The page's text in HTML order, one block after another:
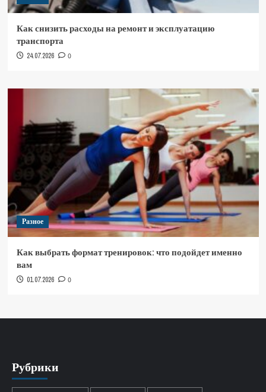
Как снизить расходы на ремонт и эксплуатацию
транспорта
24.07.2026 0
Разное
Как выбрать формат тренировок: что подойдет именно
вам
01.07.2026 0
Рубрики